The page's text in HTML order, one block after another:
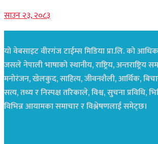
साउन २३, २०८३
यो वेबसाइट वीरगंज टाईम्स मिडिया प्रा.लि. को
जसले नेपाली भाषाको स्थानीय, राष्ट्रिय, अन्तराष्ट्रिय
मनोरंजन, खेलकुद, साहित्य, जीवनशैली, आर्थिक,
सत्य, तथ्य र निस्पक्ष तरिकाले, विश्व, सुचना प्रविधि,
विभिन्न आयामका समाचार र विश्लेषणलाई समेट्छ।